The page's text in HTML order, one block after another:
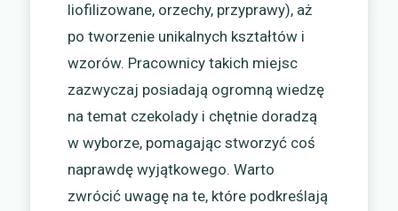
liofilizowane, orzechy, przyprawy), aż
po tworzenie unikalnych kształtów i
wzorów. Pracownicy takich miejsc
zazwyczaj posiadają ogromną wiedzę
na temat czekolady i chętnie doradzą
w wyborze, pomagając stworzyć coś
naprawdę wyjątkowego. Warto
zwrócić uwagę na te, które podkreślają